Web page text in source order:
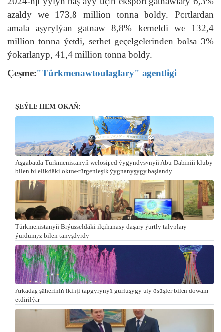
azaldy we 173,8 million tonna boldy. Portlardan
amala aşyrylýan gatnaw 8,8% kemeldi we 132,4
million tonna ýetdi, serhet geçelgelerinden bolsa 3%
ýokarlanyp, 41,4 million tonna boldy.
Çeşme:"Türkmenawtoulaglary" agentligi
ŞEÝLE HEM OKAŇ:
Aşgabatda Türkmenistanyň welosiped ýygyndysynyň Abu-Dabiniň kluby
bilen bilelikdäki okuw-türgenleşik ýygnanyşygy başlandy
Türkmenistanyň Brýusseldäki ilçihanasy daşary ýurtly talyplary
ýurdumyz bilen tanyşdyrdy
Arkadag şäheriniň ikinji tapgyrynyň gurluşygy uly ösüşler bilen dowam
etdirilýär